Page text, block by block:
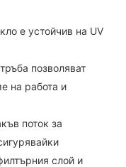
е устойчив на UV
позволяват
на работа и
поток за
слой и